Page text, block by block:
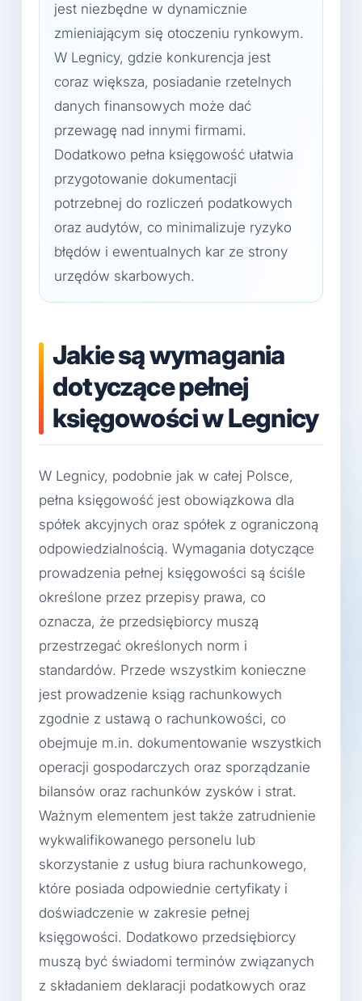
jest niezbędne w dynamicznie
zmieniającym się otoczeniu rynkowym.
W Legnicy, gdzie konkurencja jest
coraz większa, posiadanie rzetelnych
danych finansowych może dać
przewagę nad innymi firmami.
Dodatkowo pełna księgowość ułatwia
przygotowanie dokumentacji
potrzebnej do rozliczeń podatkowych
oraz audytów, co minimalizuje ryzyko
błędów i ewentualnych kar ze strony
urzędów skarbowych.
Jakie są wymagania
dotyczące pełnej
księgowości w Legnicy
W Legnicy, podobnie jak w całej Polsce,
pełna księgowość jest obowiązkowa dla
spółek akcyjnych oraz spółek z ograniczoną
odpowiedzialnością. Wymagania dotyczące
prowadzenia pełnej księgowości są ściśle
określone przez przepisy prawa, co
oznacza, że przedsiębiorcy muszą
przestrzegać określonych norm i
standardów. Przede wszystkim konieczne
jest prowadzenie ksiąg rachunkowych
zgodnie z ustawą o rachunkowości, co
obejmuje m.in. dokumentowanie wszystkich
operacji gospodarczych oraz sporządzanie
bilansów oraz rachunków zysków i strat.
Ważnym elementem jest także zatrudnienie
wykwalifikowanego personelu lub
skorzystanie z usług biura rachunkowego,
które posiada odpowiednie certyfikaty i
doświadczenie w zakresie pełnej
księgowości. Dodatkowo przedsiębiorcy
muszą być świadomi terminów związanych
z składaniem deklaracji podatkowych oraz